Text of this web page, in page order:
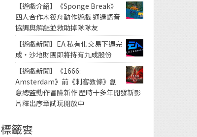
【遊戲介紹】《Sponge Break》
四人合作木筏舟動作遊戲 通過語音
協調與解謎並救助掉隊隊友
【遊戲新聞】EA 私有化交易下週完
成・沙地財團即將持有九成股份
【遊戲新聞】《1666:
Amsterdam》前《刺客教條》創
意總監動作冒險新作 歷時十多年開發新影
片釋出序章試玩開放中
標籤雲